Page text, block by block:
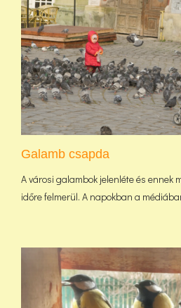
Galamb csapda
A városi galambok jelenléte és ennek
időre felmerül. A napokban a